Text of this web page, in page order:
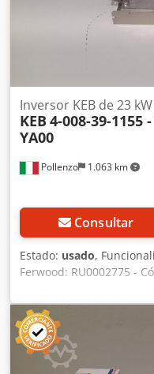
Pollenzo 1.063 km
Inversor KEB de 23 kW
KEB 4-008-39-1155
YA00
Consultar
Estado: usado,
Ferwood: RU0002775 -
1155 - Estado: Usado -
Máquina compatible:
ofrecemos un servicio
con nosotros.